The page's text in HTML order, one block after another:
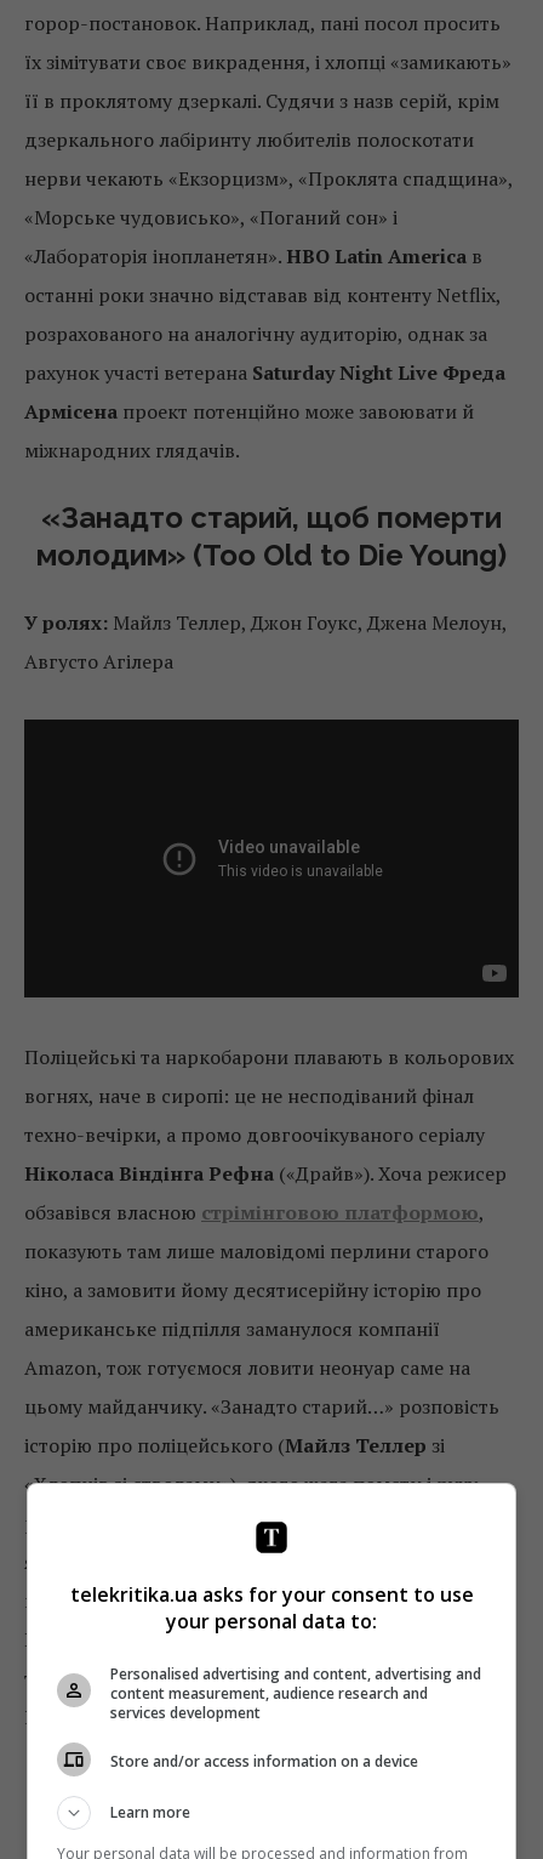
горор-постановок. Наприклад, пані посол просить
їх зімітувати своє викрадення, і хлопці «замикають»
її в проклятому дзеркалі. Судячи з назв серій, крім
дзеркального лабіринту любителів полоскотати
нерви чекають «Екзорцизм», «Проклята спадщина»,
«Морське чудовисько», «Поганий сон» і
«Лабораторія інопланетян». HBO Latin America в
останні роки значно відставав від контенту Netflix,
розрахованого на аналогічну аудиторію, однак за
рахунок участі ветерана Saturday Night Live Фреда
Армісена проект потенційно може завоювати й
міжнародних глядачів.
«Занадто старий, щоб померти
молодим» (Too Old to Die Young)
У ролях: Майлз Теллер, Джон Гоукс, Джена Мелоун,
Августо Агілера
Поліцейські та наркобарони плавають в кольорових
вогнях, наче в сиропі: це не несподіваний фінал
техно-вечірки, а промо довгоочікуваного серіалу
Ніколаса Віндінга Рефна («Драйв»). Хоча режисер
обзавівся власною стрімінговою платформою,
показують там лише маловідомі перлини старого
кіно, а замовити йому десятисерійну історію про
американське підпілля заманулося компанії
Amazon, тож готуємося ловити неонуар саме на
цьому майданчику. «Занадто старий…» розповість
історію про поліцейського (Майлз Теллер зі
«Хлопців зі стволами»), якого жага помсти і руху
рефнівської гіпнотичної камери затягують у світ
японських мафіозі, російських бандитів і
мексиканських пушерів. У написанні сценарію
Рефнові акомпанував автор коміксів
тож не дивуйтеся, якщо в Теллері прокинеться
Шибайголова (ну, абоМістер Фантастик
«Місто на пагорбі» (City on a Hill)
telekritika.ua asks for your consent to use
your personal data to:
Personalised advertising and content, advertising and
content measurement, audience research and
services development
Store and/or access information on a device
Learn more
Your personal data will be processed and information from